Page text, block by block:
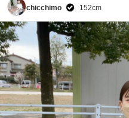
chicchimo 152cm